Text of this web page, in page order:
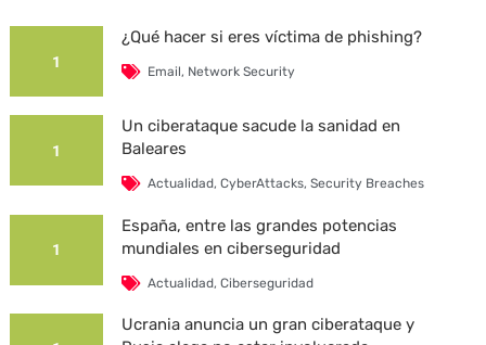
1
¿Qué hacer si eres víctima de phishing?
Email, Network Security
1
Un ciberataque sacude la sanidad en
Baleares
Actualidad,CyberAttacks,Security Breaches
1
España, entre las grandes potencias
mundiales en ciberseguridad
Actualidad,Ciberseguridad
Ucrania anuncia un gran ciberataque y